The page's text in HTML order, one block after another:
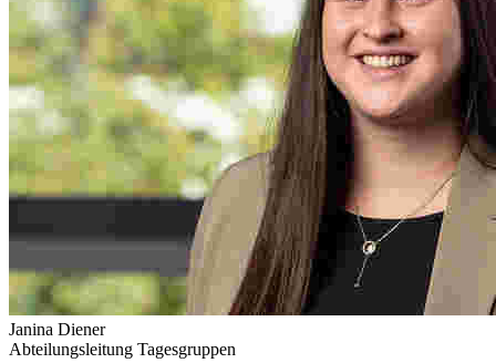
Janina Diener
Abteilungsleitung Tagesgruppen